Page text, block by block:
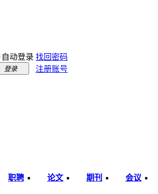
自动登录 找回密码
登录 注册账号
职聘 论文 期刊 会议